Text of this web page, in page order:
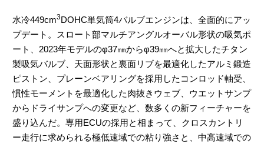
水冷449cm3DOHC単気筒4バルブエンジンは、全面的にアッ
プデート。スロート部マルチアングルオーバル形状の吸気ポ
ート、2023年モデルのφ37㎜からφ39㎜へと拡大したチタン
製吸気バルブ、天面形状と裏面リブを最適化したアルミ鍛造
ピストン、プレーンベアリングを採用したコンロッド軸受、
慣性モーメントを最適化した肉抜きウェブ、ウエットサンプ
からドライサンプへの変更など、数多くの新フィーチャーを
盛り込んだ。専用ECUの採用と相まって、クロスカントリ
ー走行に求められる極低速域での粘り強さと、中高速域での